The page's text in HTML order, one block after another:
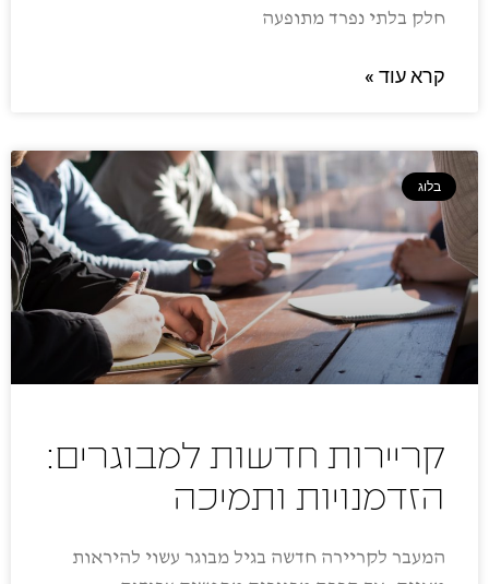
חלק בלתי נפרד מתופעה
קרא עוד »
בלוג
קריירות חדשות למבוגרים:
הזדמנויות ותמיכה
המעבר לקריירה חדשה בגיל מבוגר עשוי להיראות